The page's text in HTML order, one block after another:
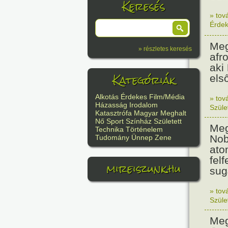
Keresés
» részletes keresés
Kategóriák
Alkotás Érdekes Film/Média
Házasság Irodalom
Katasztrófa Magyar Meghalt
Nő Sport Színház Született
Technika Történelem
Tudomány Ünnep Zene
mireiszunk.hu
»
aki
»
»